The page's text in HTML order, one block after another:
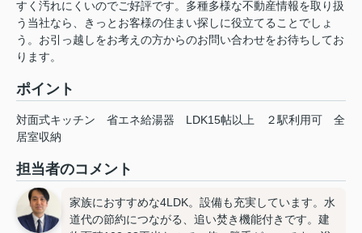
すく汚れにくいのでご好評です。多種多様な不動産情報を取り扱
う当社なら、きっとお客様の住まい探しに役立てることでしょ
う。お引っ越しをお考えの方からのお問い合わせをお待ちしてお
ります。
ポイント
対面式キッチン 省エネ給湯器 LDK15帖以上 ２駅利用可
全
居室収納
担当者のコメント
家族におすすめな4LDK。設備も充実しています。水
道代の節約につながる、追い焚き機能付きです。建